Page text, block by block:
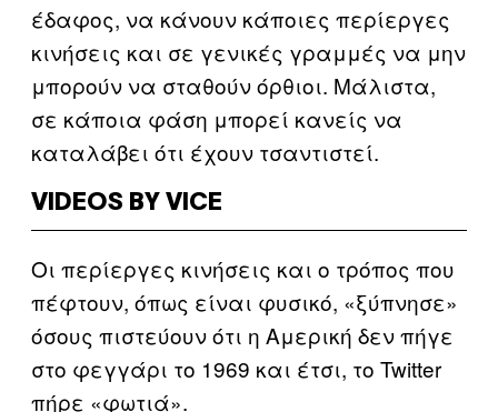
έδαφος, να κάνουν κάποιες περίεργες
κινήσεις και σε γενικές γραμμές να μην
μπορούν να σταθούν όρθιοι. Μάλιστα,
σε κάποια φάση μπορεί κανείς να
καταλάβει ότι έχουν τσαντιστεί.
VIDEOS BY VICE
Οι περίεργες κινήσεις και ο τρόπος που
πέφτουν, όπως είναι φυσικό, «ξύπνησε»
όσους πιστεύουν ότι η Αμερική δεν πήγε
στο φεγγάρι το 1969 και έτσι, το Twitter
πήρε «φωτιά».